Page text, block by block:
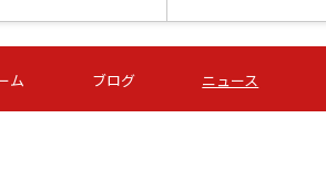
第16節 09/05 (土) 16:00
ＡＧＦ
-
いちご
-
ム ブログ ニュース